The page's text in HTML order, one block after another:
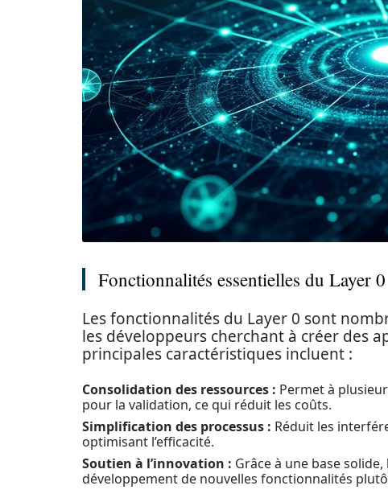
Fonctionnalités essentielles du Layer 0
Les fonctionnalités du Layer 0 sont
les développeurs cherchant à créer des
principales caractéristiques incluent :
Consolidation des ressources : Permet à
pour la validation, ce qui réduit les coûts.
Simplification des processus : Réduit les
optimisant l’efficacité.
Soutien à l’innovation : Grâce à une base
développement de nouvelles fonctionnalités